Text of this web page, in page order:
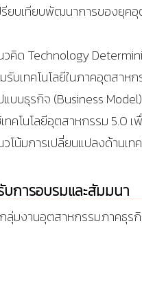
รียบเทียบพัฒนาการของยุค
คิด Technology
บเทคโนโลยีในภาคอุตสาหก
แบบธุรกิจ (Business
ทคโนโลยีอุตสาหกรรม 5.0
วโน้มการเปลี่ยนแปลงด้าน
การอบรมและสัมมนา
ลุ่มงานอุตสาหกรรมภาคธุร